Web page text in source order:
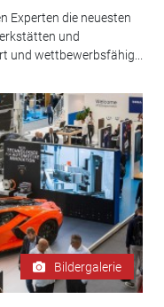
Experten die neuesten
und
und wettbewerbsfähig...
Bildergalerie